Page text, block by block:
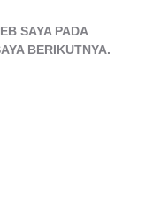
SAYA PADA
BERIKUTNYA.